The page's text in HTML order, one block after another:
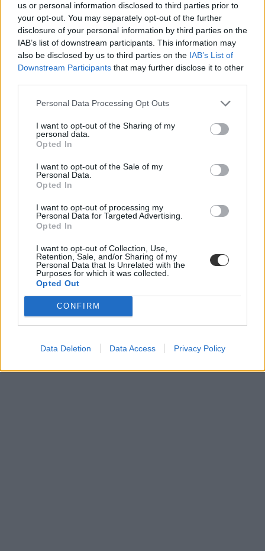
us or personal information disclosed to third parties prior to
your opt-out. You may separately opt-out of the further
disclosure of your personal information by third parties on the
IAB’s list of downstream participants. This information may
also be disclosed by us to third parties on the IAB’s List of
Downstream Participants that may further disclose it to other
Personal Data Processing Opt Outs
I want to opt-out of the Sharing of my
personal data.
Opted In
I want to opt-out of the Sale of my
Personal Data.
Opted In
I want to opt-out of processing my
Personal Data for Targeted Advertising.
Opted In
I want to opt-out of Collection, Use,
Retention, Sale, and/or Sharing of my
Personal Data that Is Unrelated with the
Purposes for which it was collected.
Opted Out
CONFIRM
Data Deletion Data Access Privacy Policy
felvételi
nyílt nap
egyetemi felvételi
egyetemi nyílt nap